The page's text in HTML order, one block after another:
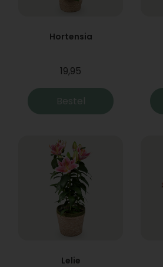
Hortensia
19,95
Bestel
Lelie